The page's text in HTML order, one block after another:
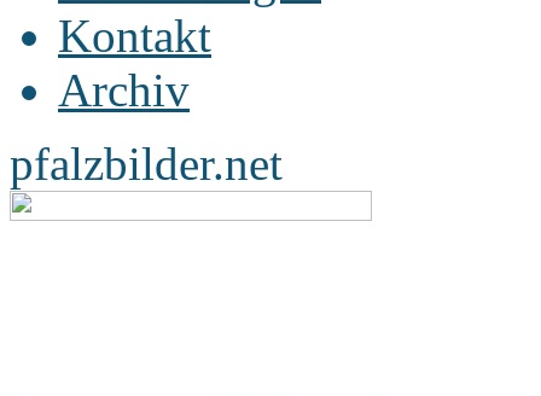
Kontakt
Archiv
pfalzbilder.net